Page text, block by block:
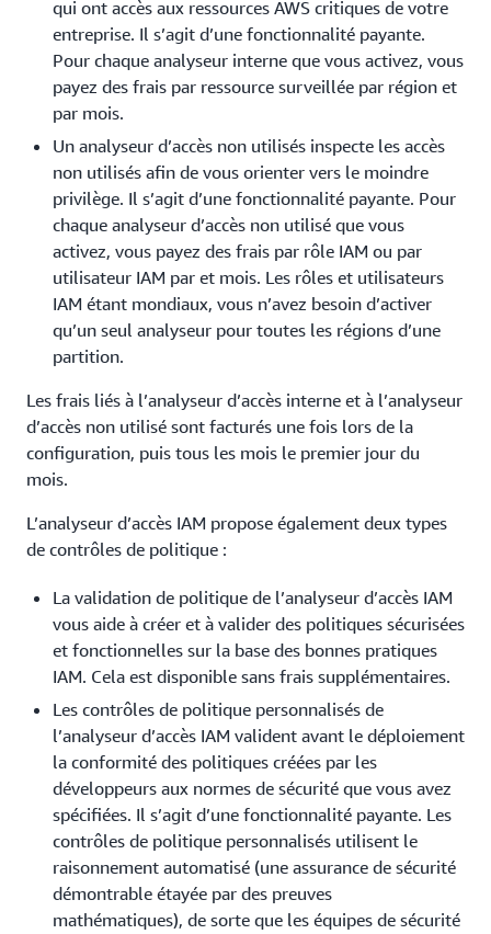
qui ont accès aux ressources AWS critiques de votre
entreprise. Il s’agit d’une fonctionnalité payante.
Pour chaque analyseur interne que vous activez, vous
payez des frais par ressource surveillée par région et
par mois.
Un analyseur d’accès non utilisés inspecte les accès
non utilisés afin de vous orienter vers le moindre
privilège. Il s’agit d’une fonctionnalité payante. Pour
chaque analyseur d’accès non utilisé que vous
activez, vous payez des frais par rôle IAM ou par
utilisateur IAM par et mois. Les rôles et utilisateurs
IAM étant mondiaux, vous n’avez besoin d’activer
qu’un seul analyseur pour toutes les régions d’une
partition.
Les frais liés à l’analyseur d’accès interne et à l’analyseur
d’accès non utilisé sont facturés une fois lors de la
configuration, puis tous les mois le premier jour du
mois.
L’analyseur d’accès IAM propose également deux types
de contrôles de politique :
La validation de politique de l’analyseur d’accès IAM
vous aide à créer et à valider des politiques sécurisées
et fonctionnelles sur la base des bonnes pratiques
IAM. Cela est disponible sans frais supplémentaires.
Les contrôles de politique personnalisés de
l’analyseur d’accès IAM valident avant le déploiement
la conformité des politiques créées par les
développeurs aux normes de sécurité que vous avez
spécifiées. Il s’agit d’une fonctionnalité payante. Les
contrôles de politique personnalisés utilisent le
raisonnement automatisé (une assurance de sécurité
démontrable étayée par des preuves
mathématiques), de sorte que les équipes de sécurité